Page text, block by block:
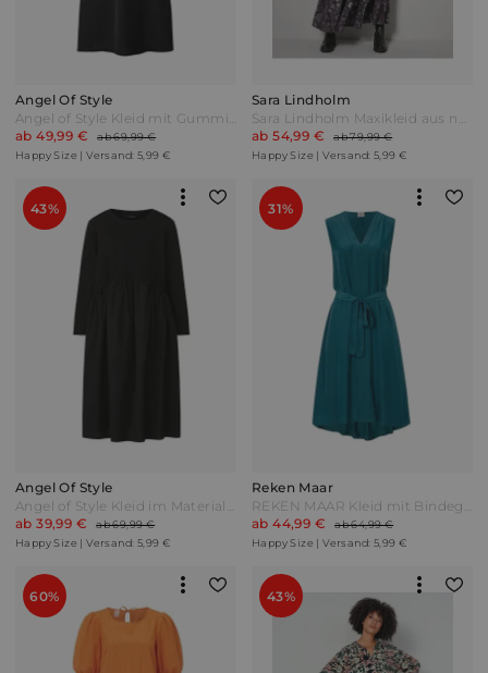
Angel Of Style
Angel of Style Kleid mit Gummizug an Taille Schwarz
ab 49,99 €
ab 69,99 €
Happy Size | Versand: 5,99 €
Sara Lindholm
Sara Lindholm Maxikleid aus nachhaltiger LENZING™ ECOVERO™ Viskose Schwarz/Multicolor
ab 54,99 €
ab 79,99 €
Happy Size | Versand: 5,99 €
43%
Angel Of Style
Angel of Style Kleid im Materialmix Schwarz
ab 39,99 €
ab 69,99 €
Happy Size | Versand: 5,99 €
31%
Reken Maar
REKEN MAAR Kleid mit Bindegürtel Blau
ab 44,99 €
ab 64,99 €
Happy Size | Versand: 5,99 €
60% 43%